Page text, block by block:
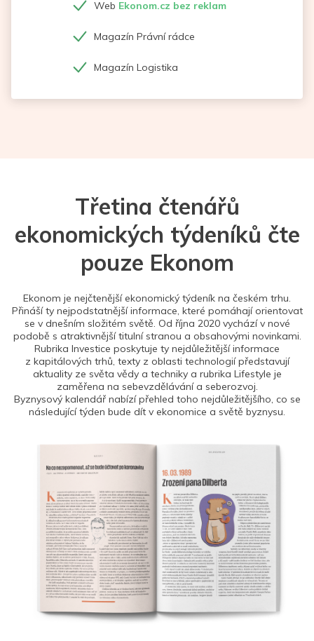
Web Ekonom.cz bez reklam
Magazín Právní rádce
Magazín Logistika
Třetina čtenářů
ekonomických týdeníků čte
pouze Ekonom
Ekonom je nejčtenější ekonomický týdeník na českém trhu.
Přináší ty nejpodstatnější informace, které pomáhají orientovat
se v dnešním složitém světě. Od října 2020 vychází v nové
podobě s atraktivnější titulní stranou a obsahovými novinkami.
Rubrika Investice poskytuje ty nejdůležitější informace
z kapitálových trhů, texty z oblasti technologií představují
aktuality ze světa vědy a techniky a rubrika Lifestyle je
zaměřena na sebevzdělávání a seberozvoj.
Byznysový kalendář nabízí přehled toho nejdůležitějšího, co se
následující týden bude dít v ekonomice a světě byznysu.